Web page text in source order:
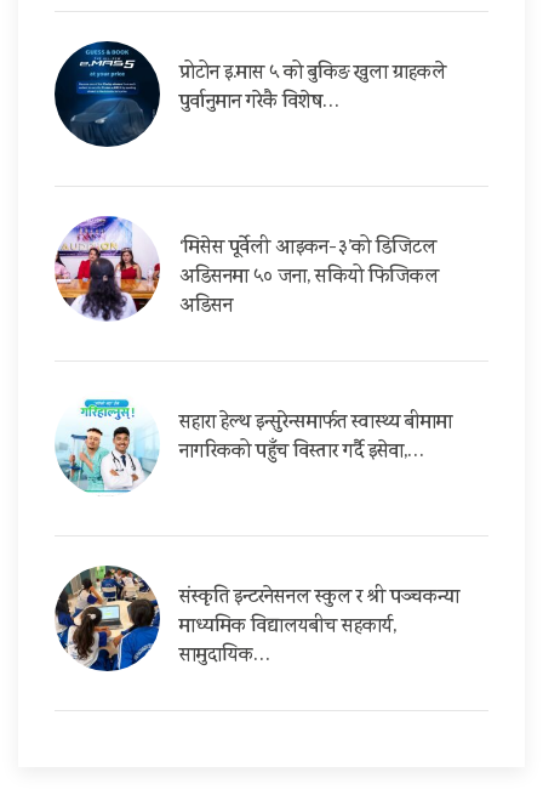
प्रोटोन इ.मास ५ को बुकिङ खुला ग्राहकले
पुर्वानुमान गरेकै विशेष…
‘मिसेस पूर्वेली आइकन-३’को डिजिटल
अडिसनमा ५० जना, सकियो फिजिकल
अडिसन
सहारा हेल्थ इन्सुरेन्समार्फत स्वास्थ्य बीमामा
नागरिकको पहुँच विस्तार गर्दै इसेवा,…
संस्कृति इन्टरनेसनल स्कुल र श्री पञ्चकन्या
माध्यमिक विद्यालयबीच सहकार्य,
सामुदायिक…